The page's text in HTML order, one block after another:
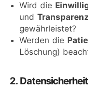
Wird die
und Transparenz
gewährleistet?
Werden die
Löschung)
2. Datensicherheit